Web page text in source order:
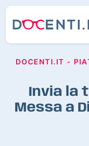
DOCENTI.IT -
Invia la
Messa a